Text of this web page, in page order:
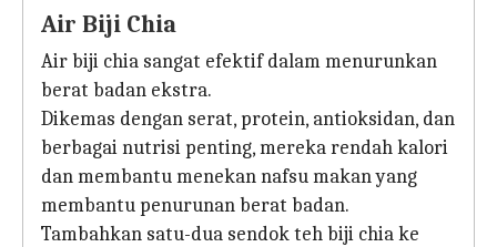
Air Biji Chia
Air biji chia sangat efektif dalam menurunkan
berat badan ekstra.
Dikemas dengan serat, protein, antioksidan, dan
berbagai nutrisi penting, mereka rendah kalori
dan membantu menekan nafsu makan yang
membantu penurunan berat badan.
Tambahkan satu-dua sendok teh biji chia ke